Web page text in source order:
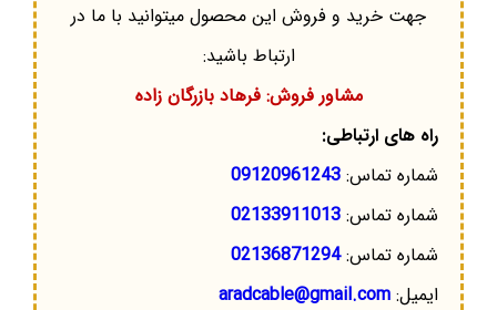
جهت خرید و فروش این محصول میتوانید با ما در
ارتباط باشید:
مشاور فروش: فرهاد بازرگان زاده
راه های ارتباطی:
شماره تماس: 09120961243
شماره تماس: 02133911013
شماره تماس:02136871294
ایمیل: aradcable@gmail.com